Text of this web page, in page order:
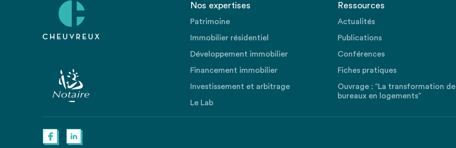
Nos expertises
Patrimoine
Immobilier résidentiel
Développement immobilier
Financement immobilier
Investissement et arbitrage
Le Lab
Ressources
Actualités
Publications
Conférences
Fiches pratiques
Ouvrage : “La transformation de
bureaux en logements”